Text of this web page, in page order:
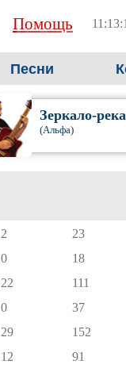
Помощь
Песни
Зеркало-река
(Альфа)
2 23
0 18
22 111
0 37
29 152
12 91